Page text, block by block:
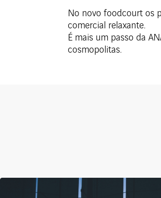
No novo foodcourt os
comercial relaxante.
É mais um passo da
cosmopolitas.